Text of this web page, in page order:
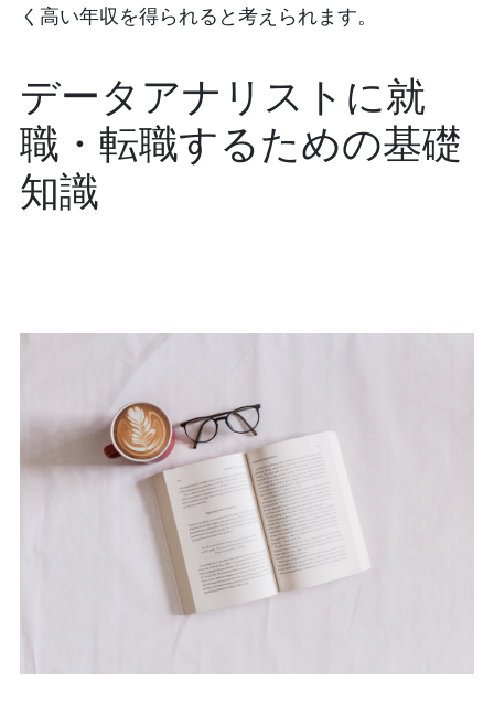
く高い年収を得られると考えられます。
データアナリストに就
職・転職するための基礎
知識